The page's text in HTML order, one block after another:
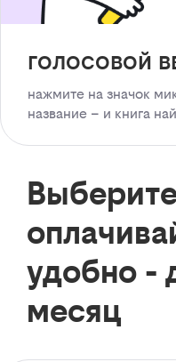
голосовой
нажмите на значок
название – и книга
удобно -
месяц